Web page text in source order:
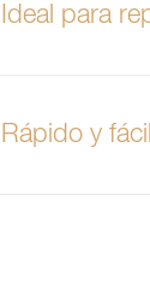
Ideal para
Rápido y